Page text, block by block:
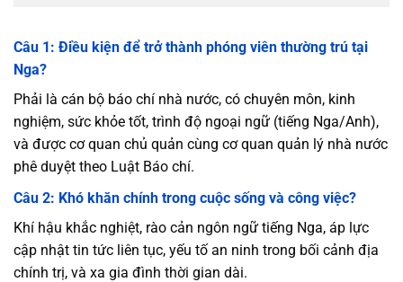
Câu 1: Điều kiện để trở thành phóng viên thường trú tại
Nga?
Phải là cán bộ báo chí nhà nước, có chuyên môn, kinh
nghiệm, sức khỏe tốt, trình độ ngoại ngữ (tiếng Nga/Anh),
và được cơ quan chủ quản cùng cơ quan quản lý nhà nước
phê duyệt theo Luật Báo chí.
Câu 2: Khó khăn chính trong cuộc sống và công việc?
Khí hậu khắc nghiệt, rào cản ngôn ngữ tiếng Nga, áp lực
cập nhật tin tức liên tục, yếu tố an ninh trong bối cảnh địa
chính trị, và xa gia đình thời gian dài.